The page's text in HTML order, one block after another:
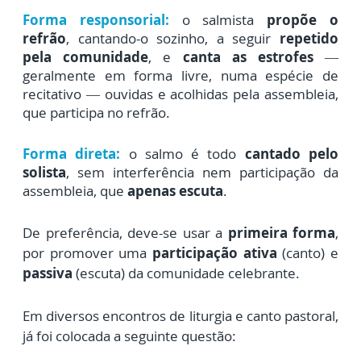
Forma responsorial: o salmista propõe o
refrão, cantando-o sozinho, a seguir repetido
pela comunidade, e canta as estrofes—
geralmente em forma livre, numa espécie de
recitativo — ouvidas e acolhidas pela assembleia,
que participa no refrão.
Forma direta: o salmo é todo cantado pelo
solista, sem interferência nem participação da
assembleia, que apenas escuta.
De preferência, deve-se usar a primeira forma,
por promover uma participação ativa (canto) e
passiva (escuta) da comunidade celebrante.
Em diversos encontros de liturgia e canto pastoral,
já foi colocada a seguinte questão: